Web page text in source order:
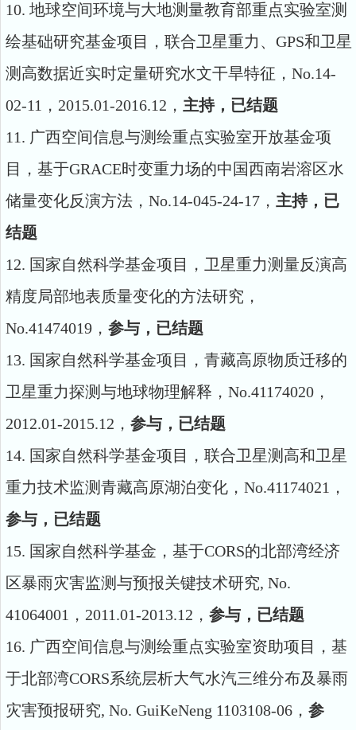
10. 地球空间环境与大地测量教育部重点实验室测
绘基础研究基金项目，联合卫星重力、GPS和卫星
测高数据近实时定量研究水文干旱特征， No.14-
02-11 ， 2015.01-2016.12 ， 主持，已结题
11. 广西空间信息与测绘重点实验室开放基金项
目，基于GRACE时变重力场的中国西南岩溶区水
储量变化反演方法， No.14-045-24-17 ， 主持，已
结题
12. 国家自然科学基金项目，卫星重力测量反演高
精度局部地表质量变化的方法研究，
No.41474019 ， 参与，已结题
13. 国家自然科学基金项目，青藏高原物质迁移的
卫星重力探测与地球物理解释，No.41174020 ，
2012.01-2015.12 ， 参与，已结题
14. 国家自然科学基金项目，联合卫星测高和卫星
重力技术监测青藏高原湖泊变化，No.41174021 ，
参与，已结题
15. 国家自然科学基金，基于CORS的北部湾经济
区暴雨灾害监测与预报关键技术研究, No.
41064001 ， 2011.01-2013.12 ， 参与，已结题
16. 广西空间信息与测绘重点实验室资助项目，基
于北部湾CORS系统层析大气水汽三维分布及暴雨
灾害预报研究, No. GuiKeNeng 1103108-06 ， 参